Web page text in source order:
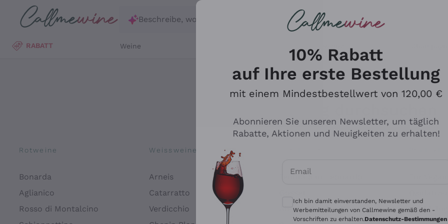
Zum Hauptinhalt springen
Beschreibe, wonach du suchst
RABATT Weine
Rotweine
Bonarda
Aglianico
Rosso di Montalcino
Weissweine
Arneis
Catarratto
Verdicchio
Tenuta San Leonardo
Alessandra Divella
Für
10% Rabatt
auf Ihre erste Bestellung
mit einem Mindestbestellwert von 120,00 €
Abonnieren Sie unseren Newsletter, um täglich
Rabatte, Aktionen und Neuigkeiten zu erhalten!
Email
Optionale Einwilligungen zum Erhalt von
Ich bin damit einverstanden, Newsletter und
Werbemitteilungen von Callmewine gemäß den -
Vorschriften zu erhalten.Datenschutz-Bestimmungen